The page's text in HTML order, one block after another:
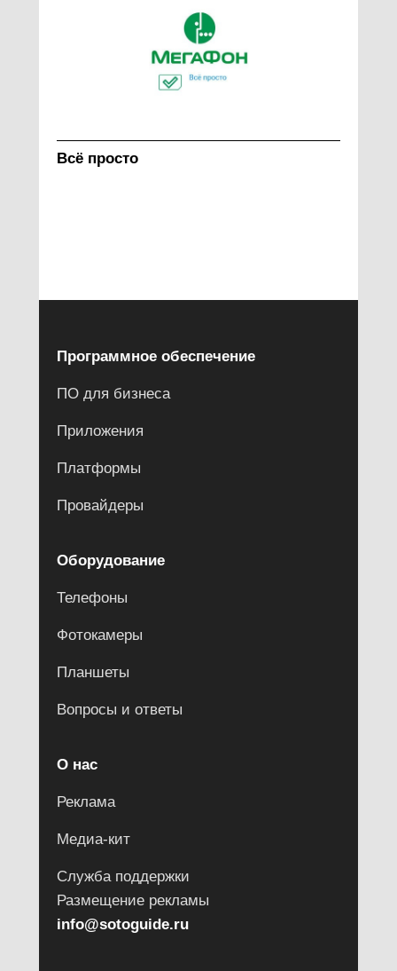
Всё просто
Программное обеспечение
ПО для бизнеса
Приложения
Платформы
Провайдеры
Оборудование
Телефоны
Фотокамеры
Планшеты
Вопросы и ответы
О нас
Реклама
Медиа-кит
Служба поддержки
Размещение рекламы
info@sotoguide.ru